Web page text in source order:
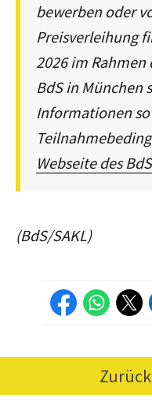
bewerben oder
Preisverleihung
2026 im
BdS in München
Informationen
Webseite des BdS
(BdS/SAKL)